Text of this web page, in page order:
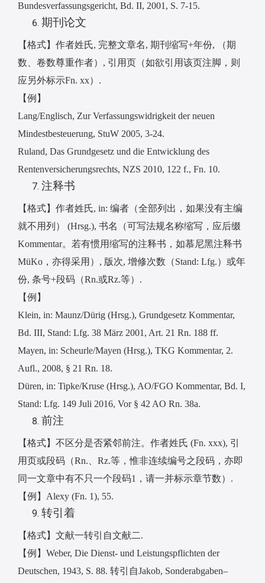
Bundesverfassungsgericht, Bd. II, 2001, S. 7-15.
期刊论文
【格式】作者姓氏, 完整文章名, 期刊缩写+年份,
（期
数、卷数尊重作者） , 引用页（如欲引用该页注脚，则
应另外标示Fn. xx） .
【例】
Lang/Englisch, Zur Verfassungswidrigkeit der neuen
Mindestbesteuerung, StuW 2005, 3-24.
Ruland, Das Grundgesetz und die Entwicklung des
Rentenversicherungsrechts, NZS 2010, 122 f., Fn. 10.
注释书
【格式】作者姓氏, in: 编者（全部列出，如果没有主编
就不用列）
(Hrsg.), 书名（可写法规名称缩写，应后缀
Kommentar。若有惯用缩写的注释书，如慕尼黑注释书
MüKo ，亦得采用） , 版次, 增修次数（Stand: Lfg.）或年
份, 条号+段码（Rn.或Rz.等） .
【例】
Klein, in: Maunz/Dürig (Hrsg.), Grundgesetz Kommentar,
Bd. III, Stand: Lfg. 38 März 2001, Art. 21 Rn. 188 ff.
Mayen, in: Scheurle/Mayen (Hrsg.), TKG Kommentar, 2.
Aufl., 2008, § 21 Rn. 18.
Düren, in: Tipke/Kruse (Hrsg.), AO/FGO Kommentar, Bd. I,
Stand: Lfg. 149 Juli 2016, Vor § 42 AO Rn. 38a.
前注
【格式】不区分是否紧邻前注。作者姓氏 (Fn. xxx), 引
用页或段码（Rn. Rz.等，惟非连续编号之段码，亦即
同一文章中有不只一个段码1 ，请一并标示章节数） .
【例】 Alexy (Fn. 1), 55.
转引着
【格式】文献一转引自文献二.
【例】 Weber, Die Dienst- und Leistungspflichten der
Deutschen, 1943, S. 88. 转引自Jakob, Sonderabgaben–